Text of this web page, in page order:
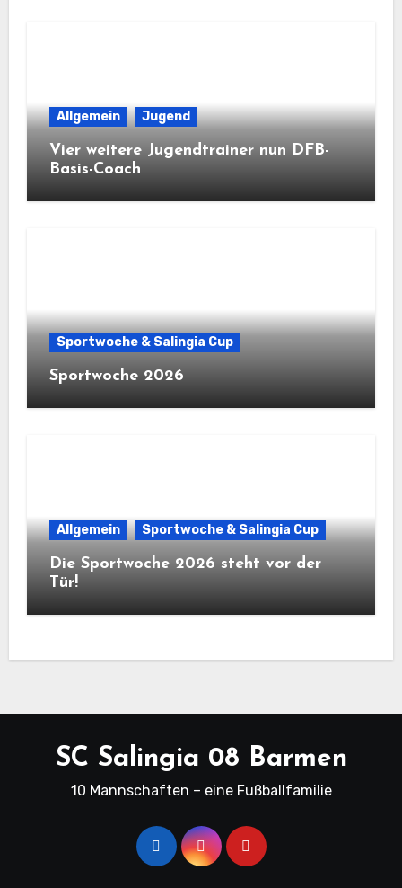
Allgemein Jugend
Vier weitere Jugendtrainer nun DFB-
Basis-Coach
Sportwoche & Salingia Cup
Sportwoche 2026
Allgemein Sportwoche & Salingia Cup
Die Sportwoche 2026 steht vor der
Tür!
SC Salingia 08 Barmen
10 Mannschaften – eine Fußballfamilie